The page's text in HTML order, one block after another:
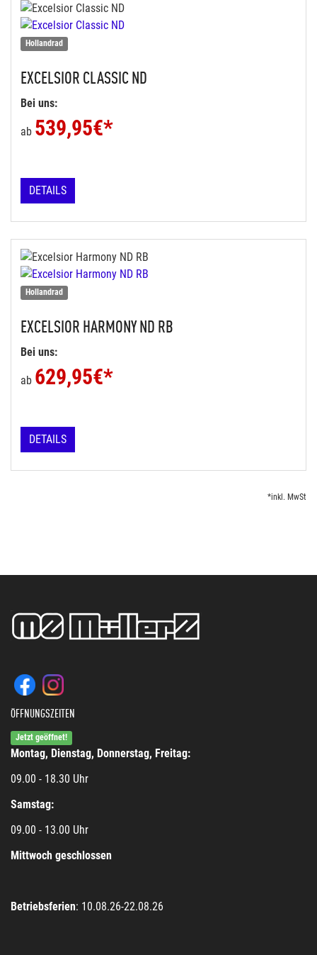
Hollandrad
EXCELSIOR CLASSIC ND
Bei uns:
ab 539,95€*
DETAILS
Hollandrad
EXCELSIOR HARMONY ND RB
Bei uns:
ab 629,95€*
DETAILS
*inkl. MwSt
ÖFFNUNGSZEITEN
Jetzt geöffnet!
Montag, Dienstag, Donnerstag, Freitag:
09.00 - 18.30 Uhr
Samstag:
09.00 - 13.00 Uhr
Mittwoch geschlossen
Betriebsferien: 10.08.26-22.08.26